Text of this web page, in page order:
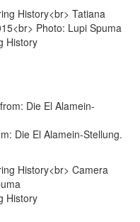
History
Die El Alamein-Stellung.
History